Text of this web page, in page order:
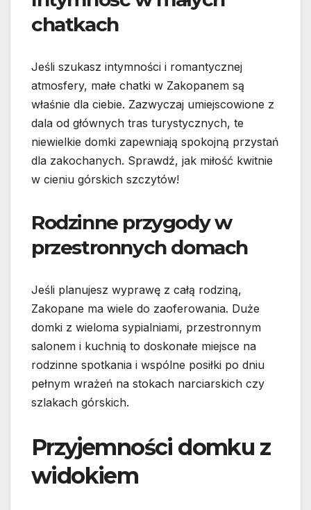
chatkach
Jeśli szukasz intymności i romantycznej
atmosfery, małe chatki w Zakopanem są
właśnie dla ciebie. Zazwyczaj umiejscowione z
dala od głównych tras turystycznych, te
niewielkie domki zapewniają spokojną przystań
dla zakochanych. Sprawdź, jak miłość kwitnie
w cieniu górskich szczytów!
Rodzinne przygody w
przestronnych domach
Jeśli planujesz wyprawę z całą rodziną,
Zakopane ma wiele do zaoferowania. Duże
domki z wieloma sypialniami, przestronnym
salonem i kuchnią to doskonałe miejsce na
rodzinne spotkania i wspólne posiłki po dniu
pełnym wrażeń na stokach narciarskich czy
szlakach górskich.
Przyjemności domku z
widokiem